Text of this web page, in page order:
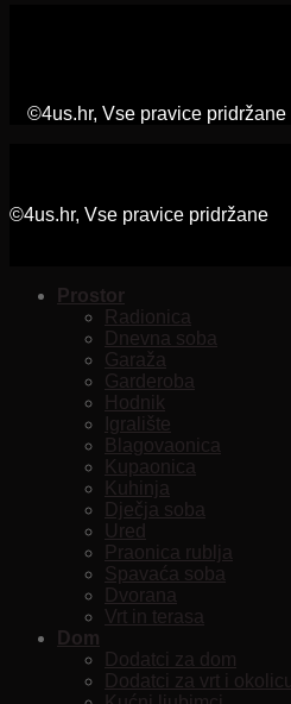
©4us.hr, Vse pravice pridržane
©4us.hr, Vse pravice pridržane
Prostor
Radionica
Dnevna soba
Garaža
Garderoba
Hodnik
Igralište
Blagovaonica
Kupaonica
Kuhinja
Dječja soba
Ured
Praonica rublja
Spavaća soba
Dvorana
Vrt in terasa
Dom
Dodatci za dom
Dodatci za vrt i okolicu